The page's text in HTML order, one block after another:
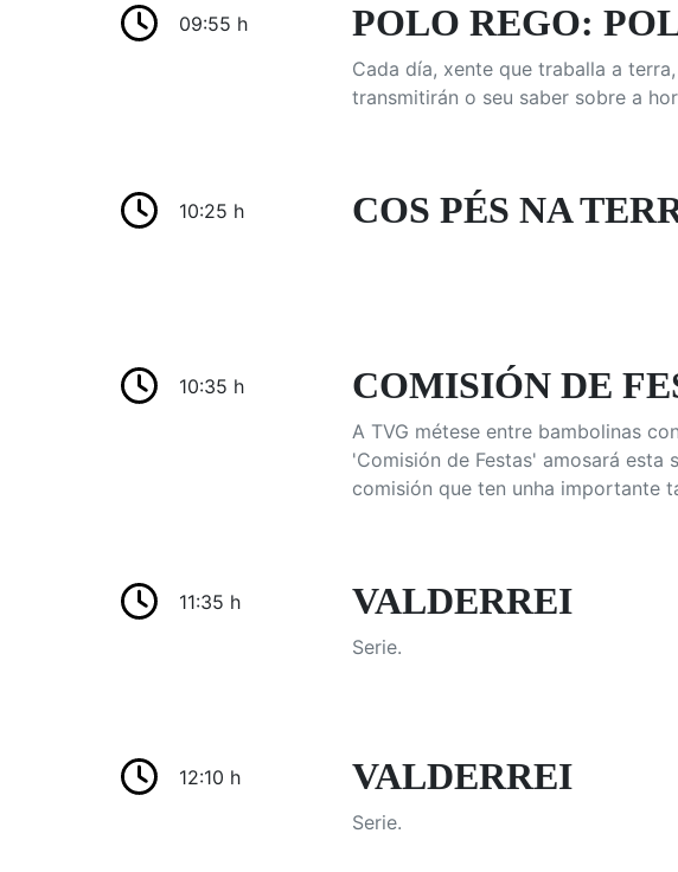
09:55 h POLO REGO:
Cada día, xente que traballa a
transmitirán o seu saber sobre a
10:25 h COS PÉS NA
10:35 h COMISIÓN DE
A TVG métese entre bambolinas
'Comisión de Festas' amosará esta
comisión que ten unha importante
11:35 h VALDERREI
Serie.
12:10 h VALDERREI
Serie.